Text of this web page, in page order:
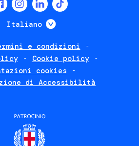
Italiano Mostra ulteriori
e condizioni
Cookie policy
cookies
di Accessibilità